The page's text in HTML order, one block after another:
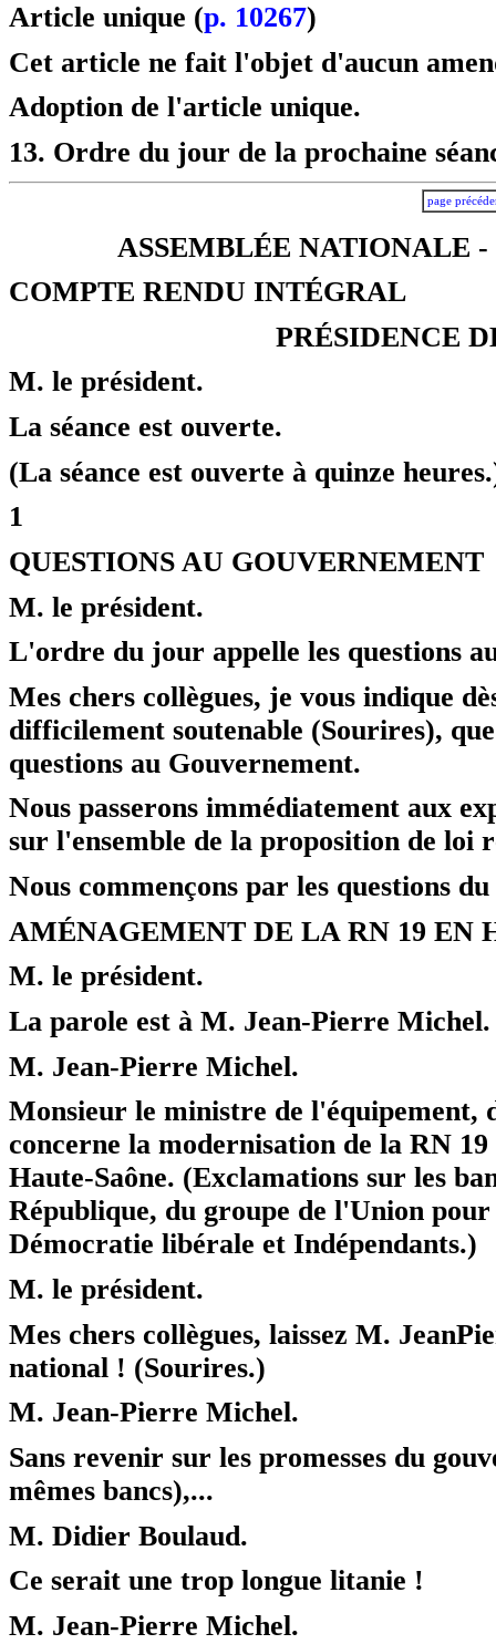
Article unique (p. 10267)
Cet article ne fait l'objet d'aucun
Adoption de l'article unique.
13. Ordre du jour de la prochaine
page
ASSEMBLÉE NATIONALE -
COMPTE RENDU INTÉGRAL
PRÉSIDENCE
M. le président.
La séance est ouverte.
(La séance est ouverte à quinze
1
QUESTIONS AU GOUVERNEMENT
M. le président.
L'ordre du jour appelle les questions
Mes chers collègues, je vous indique
difficilement soutenable (Sourires),
questions au Gouvernement.
Nous passerons immédiatement aux
sur l'ensemble de la proposition de loi
Nous commençons par les questions
AMÉNAGEMENT DE LA RN 19 EN
M. le président.
La parole est à M. Jean-Pierre Michel.
M. Jean-Pierre Michel.
Monsieur le ministre de l'équipement,
concerne la modernisation de la RN
Haute-Saône. (Exclamations sur les
République, du groupe de l'Union
Démocratie libérale et Indépendants.)
M. le président.
Mes chers collègues, laissez M.
national ! (Sourires.)
M. Jean-Pierre Michel.
Sans revenir sur les promesses du
mêmes bancs),...
M. Didier Boulaud.
Ce serait une trop longue litanie !
M. Jean-Pierre Michel.